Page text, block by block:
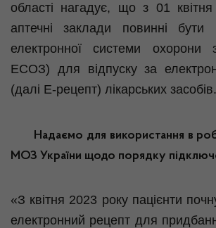
області нагадує, що з 01
аптечні заклади повинні бути
електронної системи охорони
ЕСОЗ) для відпуску за
(далі Е-рецепт) лікарських засобів.
Надаємо для використання в
МОЗ України щодо порядку
«З квітня 2023 року пацієнти
електронний рецепт для